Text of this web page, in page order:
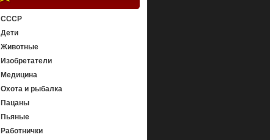
СССР
Дети
Животные
Изобретатели
Медицина
Охота и рыбалка
Пацаны
Пьяные
Работнички